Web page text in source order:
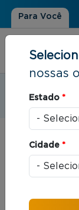
Para Você
Estudar em:
Você
Foram
nossas
Estado *
Cidade *